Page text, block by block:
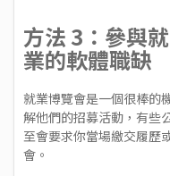
方法 3：參與
業的軟體職缺
就業博覽會是一個很棒的
解他們的招募活動，有些
至會要求你當場繳交履歷
會。